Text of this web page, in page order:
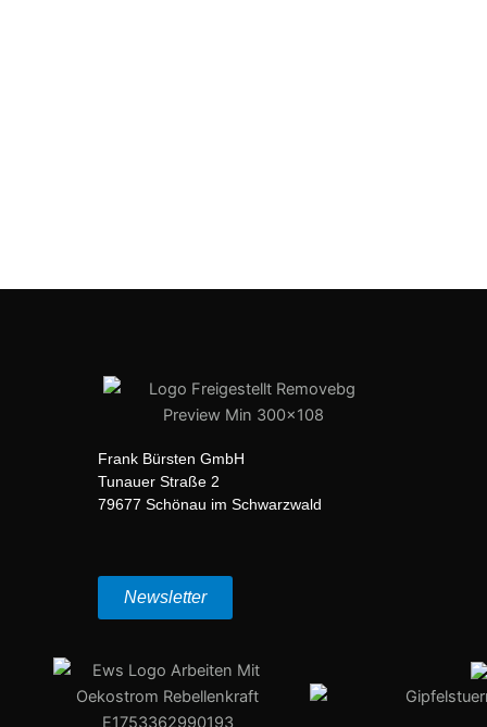
Frank Bürsten GmbH
Tunauer Straße 2
79677 Schönau im Schwarzwald
Newsletter